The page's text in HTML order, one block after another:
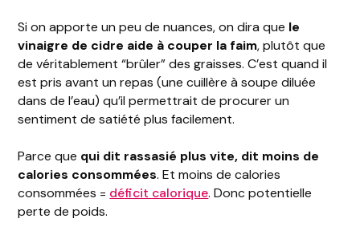
Si on apporte un peu de nuances, on dira que le
vinaigre de cidre aide à couper la faim, plutôt que
de véritablement “brûler” des graisses. C’est quand il
est pris avant un repas (une cuillère à soupe diluée
dans de l’eau) qu’il permettrait de procurer un
sentiment de satiété plus facilement.
Parce que qui dit rassasié plus vite, dit moins de
calories consommées. Et moins de calories
consommées = déficit calorique. Donc potentielle
perte de poids.